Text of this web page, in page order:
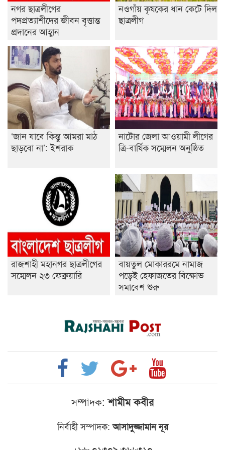
নগর ছাত্রলীগের
পদপ্রত্যাশীদের জীবন বৃত্তান্ত
প্রদানের আহ্বান
নওগাঁয় কৃষকের ধান কেটে দিল
ছাত্রলীগ
‘জান যাবে কিন্তু আমরা মাঠ
ছাড়বো না’: ইশরাক
নাটোর জেলা আওয়ামী লীগের
ত্রি-বার্ষিক সম্মেলন অনুষ্ঠিত
রাজশাহী মহানগর ছাত্রলীগের
সম্মেলন ২৩ ফেব্রুয়ারি
বায়তুল মোকাররমে নামাজ
পড়েই হেফাজতের বিক্ষোভ
সমাবেশ শুরু
সম্পাদক: শামীম কবীর
নির্বাহী সম্পাদক:আসাদুজ্জামান নূর